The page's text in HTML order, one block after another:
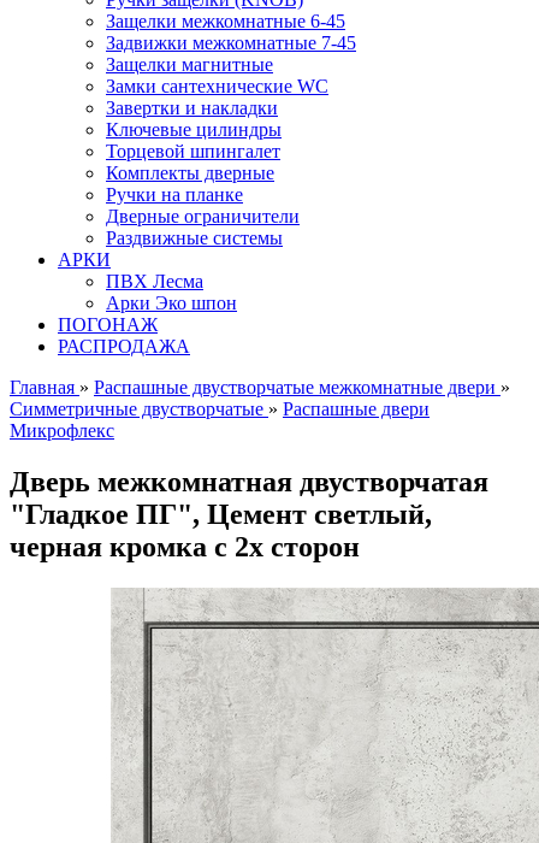
Защелки межкомнатные 6-45
Задвижки межкомнатные 7-45
Защелки магнитные
Замки сантехнические WC
Завертки и накладки
Ключевые цилиндры
Торцевой шпингалет
Комплекты дверные
Ручки на планке
Дверные ограничители
Раздвижные системы
АРКИ
ПВХ Лесма
Арки Эко шпон
ПОГОНАЖ
РАСПРОДАЖА
Главная » Распашные двустворчатые межкомнатные двери »
Симметричные двустворчатые » Распашные двери
Микрофлекс
Дверь межкомнатная двустворчатая
"Гладкое ПГ", Цемент светлый,
черная кромка с 2х сторон